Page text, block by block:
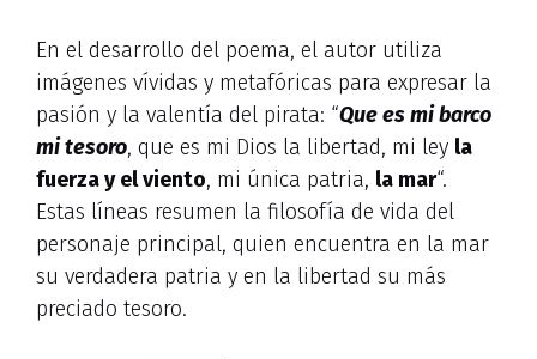
En el desarrollo del poema, el autor utiliza
imágenes vívidas y metafóricas para expresar la
pasión y la valentía del pirata: “Que es mi barco
mi tesoro, que es mi Dios la libertad, mi ley la
fuerza y el viento, mi única patria, la mar“.
Estas líneas resumen la filosofía de vida del
personaje principal, quien encuentra en la mar
su verdadera patria y en la libertad su más
preciado tesoro.